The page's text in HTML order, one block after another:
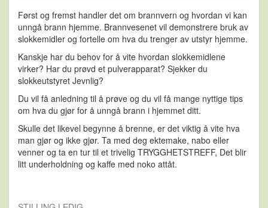
Først og fremst handler det om brannvern og hvordan vi kan
unngå brann hjemme. Brannvesenet vil demonstrere bruk av
slokkemidler og fortelle om hva du trenger av utstyr hjemme.
Kanskje har du behov for å vite hvordan slokkemidlene
virker? Har du prøvd et pulverapparat? Sjekker du
slokkeutstyret Jevnlig?
Du vil få anledning til å prøve og du vil få mange nyttige tips
om hva du gjør for å unngå brann i hjemmet ditt.
Skulle det likevel begynne å brenne, er det viktig å vite hva
man gjør og ikke gjør. Ta med deg ektemake, nabo eller
venner og ta en tur til et trivelig TRYGGHETSTREFF, Det blir
litt underholdning og kaffe med noko attåt.